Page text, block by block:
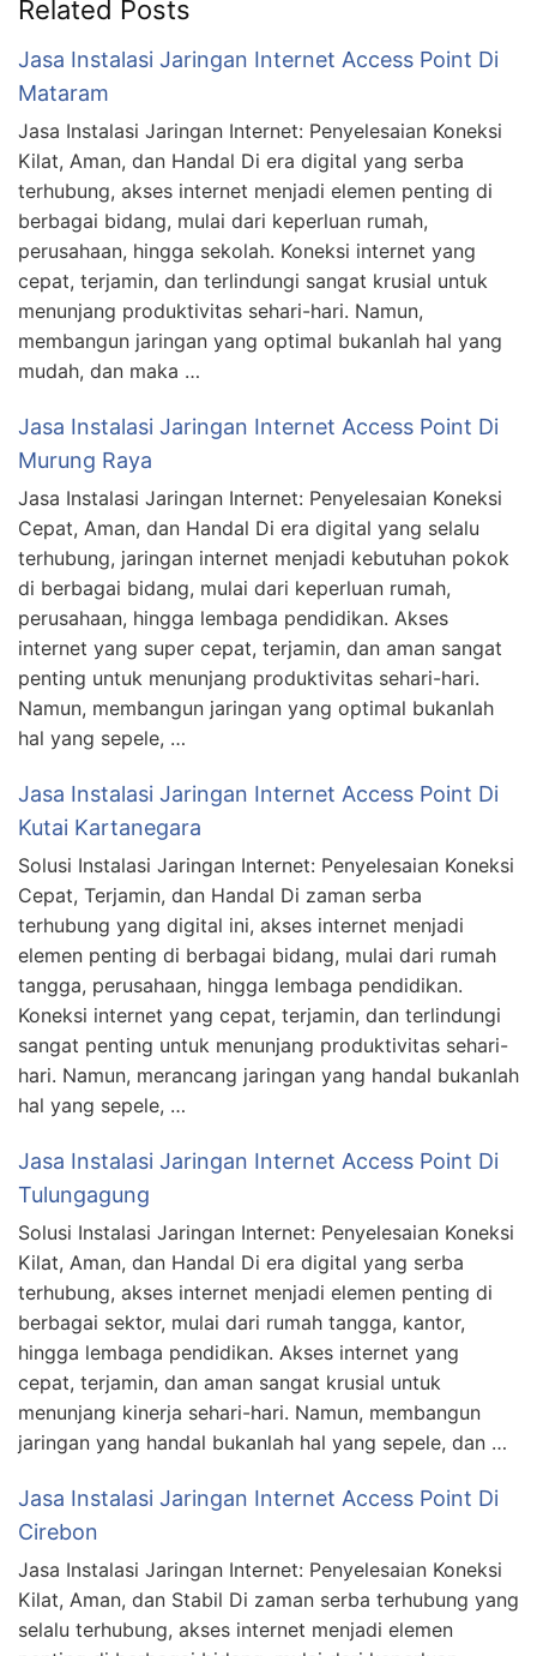
Related Posts
Jasa Instalasi Jaringan Internet Access Point Di
Mataram
Jasa Instalasi Jaringan Internet: Penyelesaian Koneksi
Kilat, Aman, dan Handal Di era digital yang serba
terhubung, akses internet menjadi elemen penting di
berbagai bidang, mulai dari keperluan rumah,
perusahaan, hingga sekolah. Koneksi internet yang
cepat, terjamin, dan terlindungi sangat krusial untuk
menunjang produktivitas sehari-hari. Namun,
membangun jaringan yang optimal bukanlah hal yang
mudah, dan maka …
Jasa Instalasi Jaringan Internet Access Point Di
Murung Raya
Jasa Instalasi Jaringan Internet: Penyelesaian Koneksi
Cepat, Aman, dan Handal Di era digital yang selalu
terhubung, jaringan internet menjadi kebutuhan pokok
di berbagai bidang, mulai dari keperluan rumah,
perusahaan, hingga lembaga pendidikan. Akses
internet yang super cepat, terjamin, dan aman sangat
penting untuk menunjang produktivitas sehari-hari.
Namun, membangun jaringan yang optimal bukanlah
hal yang sepele, …
Jasa Instalasi Jaringan Internet Access Point Di
Kutai Kartanegara
Solusi Instalasi Jaringan Internet: Penyelesaian Koneksi
Cepat, Terjamin, dan Handal Di zaman serba
terhubung yang digital ini, akses internet menjadi
elemen penting di berbagai bidang, mulai dari rumah
tangga, perusahaan, hingga lembaga pendidikan.
Koneksi internet yang cepat, terjamin, dan terlindungi
sangat penting untuk menunjang produktivitas sehari-
hari. Namun, merancang jaringan yang handal bukanlah
hal yang sepele, …
Jasa Instalasi Jaringan Internet Access Point Di
Tulungagung
Solusi Instalasi Jaringan Internet: Penyelesaian Koneksi
Kilat, Aman, dan Handal Di era digital yang serba
terhubung, akses internet menjadi elemen penting di
berbagai sektor, mulai dari rumah tangga, kantor,
hingga lembaga pendidikan. Akses internet yang
cepat, terjamin, dan aman sangat krusial untuk
menunjang kinerja sehari-hari. Namun, membangun
jaringan yang handal bukanlah hal yang sepele, dan …
Jasa Instalasi Jaringan Internet Access Point Di
Cirebon
Jasa Instalasi Jaringan Internet: Penyelesaian Koneksi
Kilat, Aman, dan Stabil Di zaman serba terhubung yang
selalu terhubung, akses internet menjadi elemen